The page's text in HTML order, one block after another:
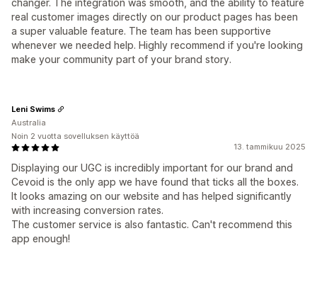
changer. The integration was smooth, and the ability to feature
real customer images directly on our product pages has been
a super valuable feature. The team has been supportive
whenever we needed help. Highly recommend if you're looking
make your community part of your brand story.
13. tammikuu 2025
Displaying our UGC is incredibly important for our brand and
Cevoid is the only app we have found that ticks all the boxes.
It looks amazing on our website and has helped significantly
with increasing conversion rates.
The customer service is also fantastic. Can't recommend this
app enough!
Leni Swims
Australia
Noin 2 vuotta sovelluksen käyttöä